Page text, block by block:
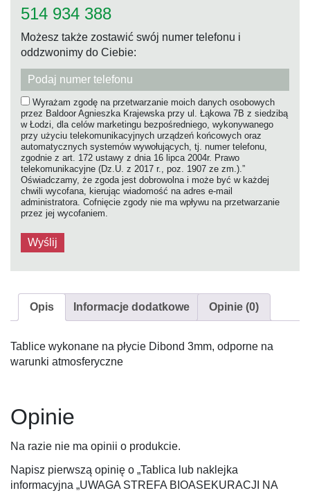
514 934 388
Możesz także zostawić swój numer telefonu i
oddzwonimy do Ciebie:
Wyrażam zgodę na przetwarzanie moich danych osobowych
przez Baldoor Agnieszka Krajewska przy ul. Łąkowa 7B z siedzibą
w Łodzi, dla celów marketingu bezpośredniego, wykonywanego
przy użyciu telekomunikacyjnych urządzeń końcowych oraz
automatycznych systemów wywołujących, tj. numer telefonu,
zgodnie z art. 172 ustawy z dnia 16 lipca 2004r. Prawo
telekomunikacyjne (Dz.U. z 2017 r., poz. 1907 ze zm.).”
Oświadczamy, że zgoda jest dobrowolna i może być w każdej
chwili wycofana, kierując wiadomość na adres e-mail
administratora. Cofnięcie zgody nie ma wpływu na przetwarzanie
przez jej wycofaniem.
Opis Informacje dodatkowe Opinie (0)
Tablice wykonane na płycie Dibond 3mm, odporne na
warunki atmosferyczne
Opinie
Na razie nie ma opinii o produkcie.
Napisz pierwszą opinię o „Tablica lub naklejka
informacyjna „UWAGA STREFA BIOASEKURACJI NA